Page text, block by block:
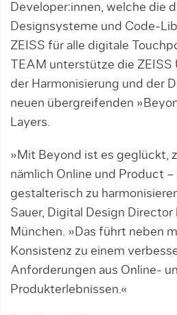
Developer:innen, welche die
Designsysteme und Code-
ZEISS für alle digitale
TEAM unterstütze die
der Harmonisierung und der
neuen übergreifenden
Layers.
»Mit Beyond ist es geglückt,
nämlich Online und Product
gestalterisch zu
Sauer, Digital Design
München. »Das führt neben
Konsistenz zu einem
Anforderungen aus Online-
Produkterlebnissen.«